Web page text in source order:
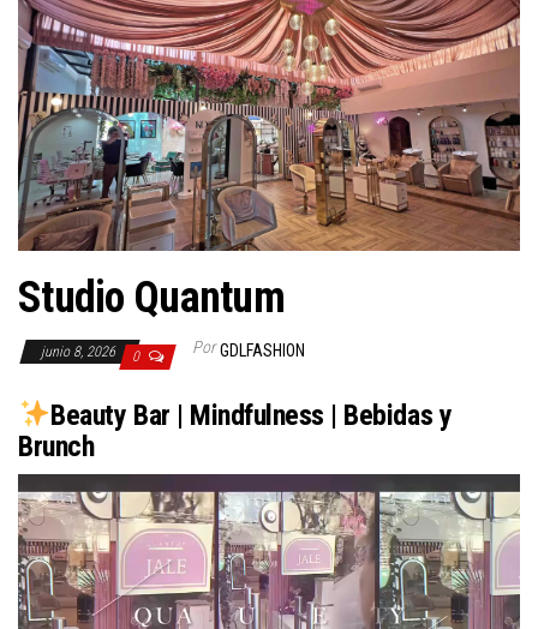
Studio Quantum
junio 8, 2026 0 Por GDLFASHION
Beauty Bar | Mindfulness | Bebidas y
Brunch